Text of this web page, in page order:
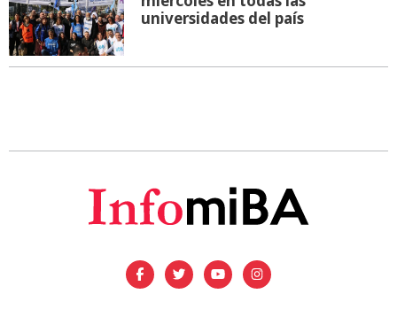
universidades del país